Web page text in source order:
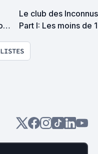
Le club des
Part I: Les moins de